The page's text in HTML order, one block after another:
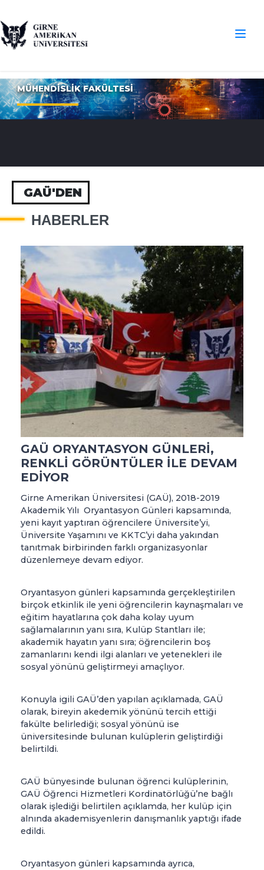
MÜHENDİSLİK FAKÜLTESİ
GAÜ'DEN
HABERLER
GAÜ ORYANTASYON GÜNLERİ,
RENKLİ GÖRÜNTÜLER İLE DEVAM
EDİYOR
Girne Amerikan Üniversitesi (GAÜ), 2018-2019
Akademik Yılı Oryantasyon Günleri kapsamında,
yeni kayıt yaptıran öğrencilere Üniversite’yi,
Üniversite Yaşamını ve KKTC’yi daha yakından
tanıtmak birbirinden farklı organizasyonlar
düzenlemeye devam ediyor.
Oryantasyon günleri kapsamında gerçekleştirilen
birçok etkinlik ile yeni öğrencilerin kaynaşmaları ve
eğitim hayatlarına çok daha kolay uyum
sağlamalarının yanı sıra, Kulüp Stantları ile;
akademik hayatın yanı sıra; öğrencilerin boş
zamanlarını kendi ilgi alanları ve yetenekleri ile
sosyal yönünü geliştirmeyi amaçlıyor.
Konuyla igili GAÜ’den yapılan açıklamada, GAÜ
olarak, bireyin akedemik yönünü tercih ettiği
fakülte belirlediği; sosyal yönünü ise
üniversitesinde bulunan kulüplerin geliştirdiği
belirtildi.
GAÜ bünyesinde bulunan öğrenci kulüplerinin,
GAÜ Öğrenci Hizmetleri Kordinatörlüğü’ne bağlı
olarak işlediği belirtilen açıklamda, her kulüp için
alnında akademisyenlerin danışmanlık yaptığı ifade
edildi.
Oryantasyon günleri kapsamında ayrıca,